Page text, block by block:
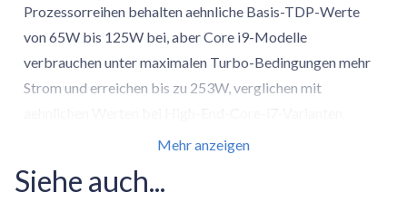
Prozessorreihen behalten aehnliche Basis-TDP-Werte
von 65W bis 125W bei, aber Core i9-Modelle
verbrauchen unter maximalen Turbo-Bedingungen mehr
Strom und erreichen bis zu 253W, verglichen mit
Dieser hoehere Stromverbrauch stuetzt die gesteigerten
Mehr anzeigen
Siehe auch...